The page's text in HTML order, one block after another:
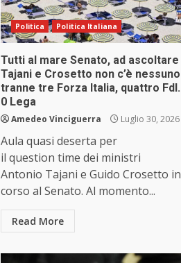
Politica Politica Italiana
Tutti al mare Senato, ad ascoltare
Tajani e Crosetto non c’è nessuno
tranne tre Forza Italia, quattro FdI.
0 Lega
Amedeo Vinciguerra Luglio 30, 2026
Aula quasi deserta per
il question time dei ministri
Antonio Tajani e Guido Crosetto in
corso al Senato. Al momento...
Read More